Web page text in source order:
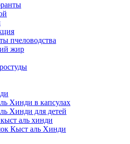
пчеловодства
жир
Хинди в капсулах
Хинди для детей
аль хинди
Кыст аль Хинди